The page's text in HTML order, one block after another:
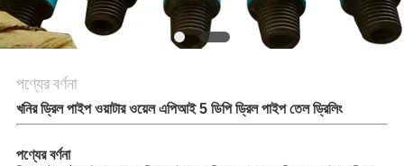
PRIVACY
POLICY
পণ্যের বর্ণনা
খনির ড্রিল পাইপ ওয়াটার ওয়েল এপিআই 5 ডিপি ড্রিল পাইপ তেল ড্রিলিং
পণ্যের বর্ণনা